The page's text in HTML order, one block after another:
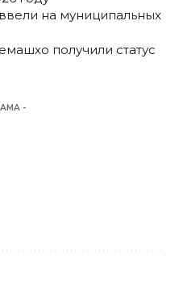
на муниципальных
получили статус
-